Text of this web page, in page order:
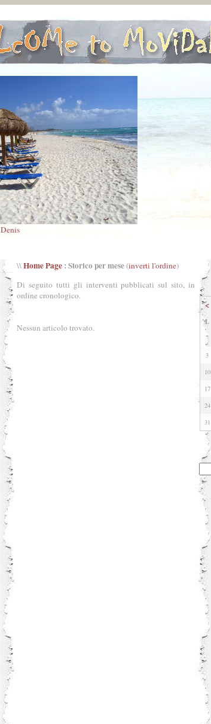
Denis
\\Home Page : Storico per mese(inverti l'ordine)
Di seguito tutti gli interventi pubblicati sul sito, in
ordine cronologico.
Nessun articolo trovato.
<
L
3
10
17
24
31